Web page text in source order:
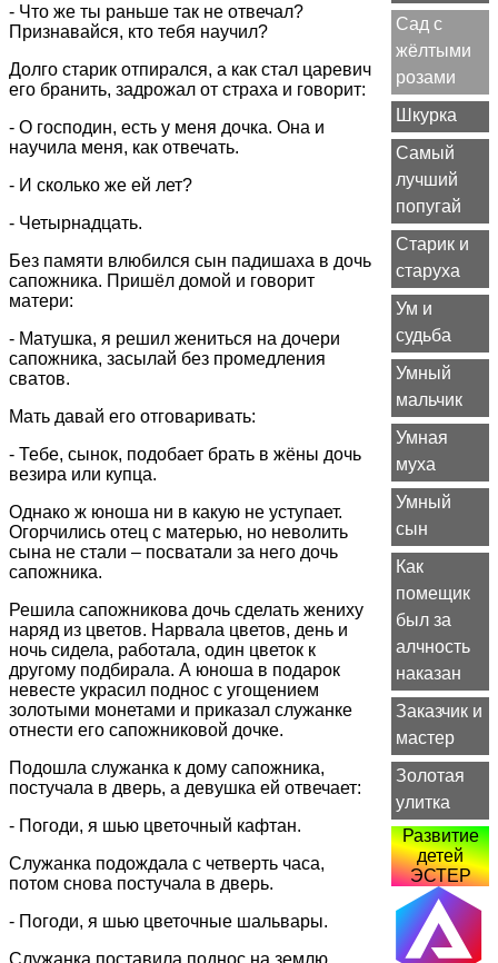
Сад с
жёлтыми
розами
Шкурка
Самый
лучший
попугай
Старик и
старуха
Ум и
судьба
Умный
мальчик
Умная
муха
Умный
сын
Как
помещик
был за
алчность
наказан
Заказчик и
мастер
Золотая
улитка
Развитие
детей
ЭСТЕР
- Что же ты раньше так не отвечал?
Признавайся, кто тебя научил?
Долго старик отпирался, а как стал царевич
его бранить, задрожал от страха и говорит:
- О господин, есть у меня дочка. Она и
научила меня, как отвечать.
- И сколько же ей лет?
- Четырнадцать.
Без памяти влюбился сын падишаха в дочь
сапожника. Пришёл домой и говорит
матери:
- Матушка, я решил жениться на дочери
сапожника, засылай без промедления
сватов.
Мать давай его отговаривать:
- Тебе, сынок, подобает брать в жёны дочь
везира или купца.
Однако ж юноша ни в какую не уступает.
Огорчились отец с матерью, но неволить
сына не стали – посватали за него дочь
сапожника.
Решила сапожникова дочь сделать жениху
наряд из цветов. Нарвала цветов, день и
ночь сидела, работала, один цветок к
другому подбирала. А юноша в подарок
невесте украсил поднос с угощением
золотыми монетами и приказал служанке
отнести его сапожниковой дочке.
Подошла служанка к дому сапожника,
постучала в дверь, а девушка ей отвечает:
- Погоди, я шью цветочный кафтан.
Служанка подождала с четверть часа,
потом снова постучала в дверь.
- Погоди, я шью цветочные шальвары.
Служанка поставила поднос на землю,